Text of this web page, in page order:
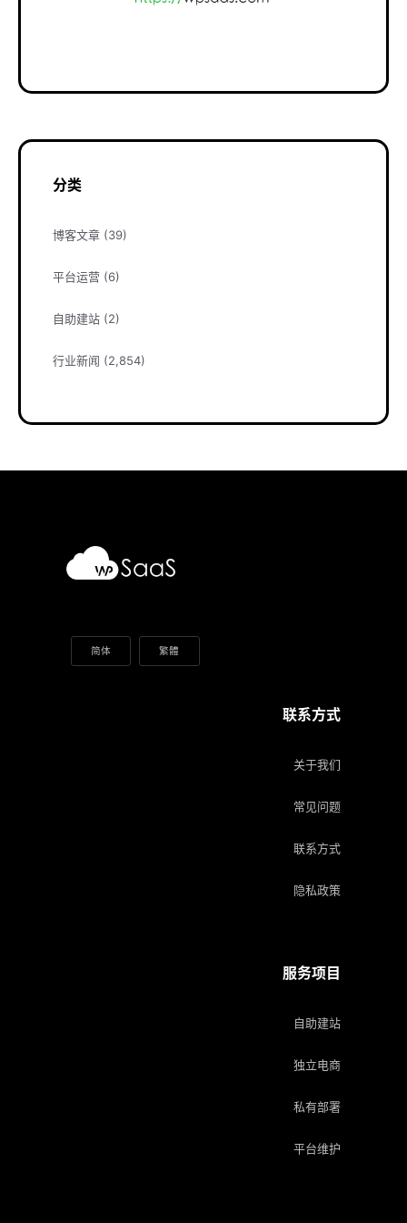
分类
博客文章 (39)
平台运营 (6)
自助建站 (2)
行业新闻 (2,854)
简体 繁體
联系方式
关于我们
常见问题
联系方式
隐私政策
服务项目
自助建站
独立电商
私有部署
平台维护